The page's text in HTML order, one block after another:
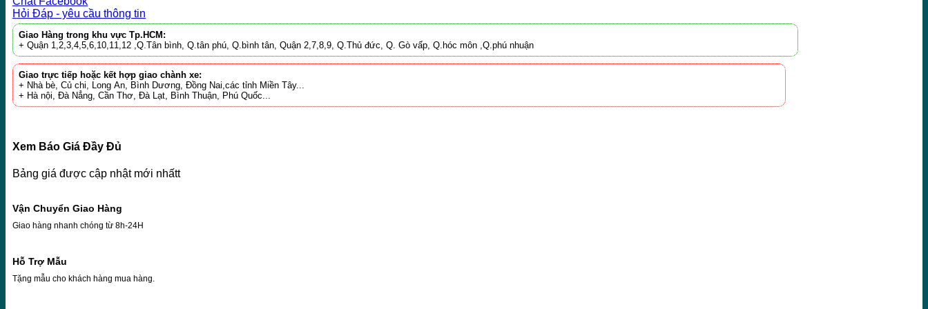
Hỏi Đáp - yêu cầu thông tin
Giao Hàng trong khu vực Tp.HCM:
+ Quận 1,2,3,4,5,6,10,11,12 ,Q.Tân bình, Q.tân phú, Q.bình tân, Quận 2,7,8,9, Q.Thủ đức, Q. Gò vấp, Q.hóc môn ,Q.phú nhuận
Giao trực tiếp hoặc kết hợp giao chành xe:
+ Nhà bè, Củ chi, Long An, Bình Dương, Đồng Nai,các tỉnh Miền Tây...
+ Hà nội, Đà Nẳng, Cần Thơ, Đà Lạt, Bình Thuận, Phú Quốc...
Xem Báo Giá Đầy Đủ
Bảng giá được cập nhật mới nhấtt
Vận Chuyển Giao Hàng
Giao hàng nhanh chóng từ 8h-24H
Hỗ Trợ Mẫu
Tặng mẫu cho khách hàng mua hàng.